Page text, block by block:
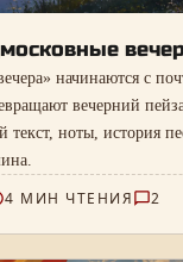
начинаются с
вечерний
текст, ноты, история
4 МИН ЧТЕНИЯ 2